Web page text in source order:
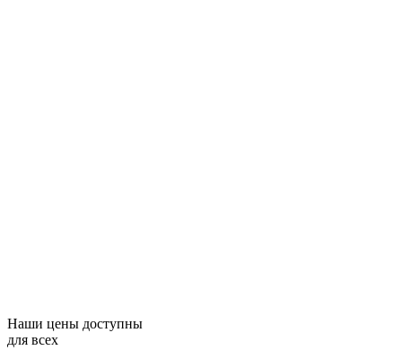
Наши цены доступны
для всех